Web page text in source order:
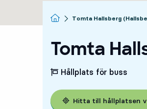
Startsida
Tomta Hallsberg
Tomta
Hållplats för buss
Hitta till hållplatsen